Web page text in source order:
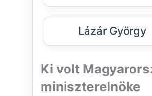
Lázár György
Ki volt
miniszterelnöke